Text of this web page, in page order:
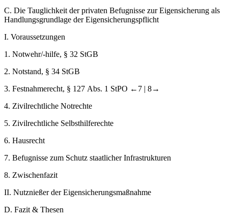
C. Die Tauglichkeit der privaten Befugnisse zur Eigensicherung als
Handlungsgrundlage der Eigensicherungspflicht
I. Voraussetzungen
1. Notwehr/-hilfe, § 32 StGB
2. Notstand, § 34 StGB
3. Festnahmerecht, § 127 Abs. 1 StPO ←7 | 8→
4. Zivilrechtliche Notrechte
5. Zivilrechtliche Selbsthilferechte
6. Hausrecht
7. Befugnisse zum Schutz staatlicher Infrastrukturen
8. Zwischenfazit
II. Nutznießer der Eigensicherungsmaßnahme
D. Fazit & Thesen